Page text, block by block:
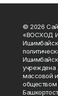
© 2026
«ВОСХОД
учреждена
массовой
обществом